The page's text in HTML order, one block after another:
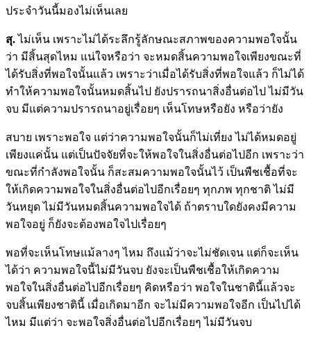
ประจำวันนี้มองไม่เห็นเลย
สุ.ไม่เห็น เพราะไม่ได้ระลึกรู้ลักษณะสภาพของความพอใจนั้น
ว่า มีสิ้นสุดไหม แน่ใจหรือว่า จะหมดสิ้นความพอใจเพียงขณะที่
ได้รับสิ่งที่พอใจนั้นแล้ว เพราะว่าเมื่อได้รับสิ่งที่พอใจแล้ว ก็ไม่ได้
ทำให้ความพอใจนั้นหมดสิ้นไป ยังปรารถนาสิ่งอื่นต่อไป ไม่มีวัน
จบ มีแต่ความปรารถนาอยู่เรื่อยๆ เห็นโทษหรือยัง หรือว่ายัง
สบาย เพราะพอใจ แต่ว่าความพอใจนั้นก็ไม่เที่ยง ไม่ได้หมดอยู่
เพียงแค่นั้น แต่เป็นปัจจัยที่จะให้พอใจในสิ่งอื่นต่อไปอีก เพราะว่า
ขณะที่กำลังพอใจนั้น ก็สะสมความพอใจนั้นไว้ เป็นพืชเชื้อที่จะ
ให้เกิดความพอใจในสิ่งอื่นต่อไปอีกเรื่อยๆ ทุกภพ ทุกชาติ ไม่มี
วันหยุด ไม่มีวันหมดสิ้นความพอใจได้ ถ้าตราบใดยังคงมีความ
พอใจอยู่ ก็ยังจะต้องพอใจไปเรื่อยๆ
พอที่จะเห็นโทษแม้ลางๆ ไหม ถึงแม้ว่าจะไม่ชัดเจน แต่ก็จะเห็น
ได้ว่า ความพอใจนี้ไม่มีวันจบ ยังจะเป็นพืชเชื้อให้เกิดความ
พอใจในสิ่งอื่นต่อไปอีกเรื่อยๆ คิดหรือว่า พอใจในชาตินี้แล้วจะ
จบสิ้นเพียงชาตินี้ เมื่อเกิดมาอีก จะไม่มีความพอใจอีก เป็นไปได้
ไหม มีแต่ว่า จะพอใจสิ่งอื่นต่อไปอีกเรื่อยๆ ไม่มีวันจบ